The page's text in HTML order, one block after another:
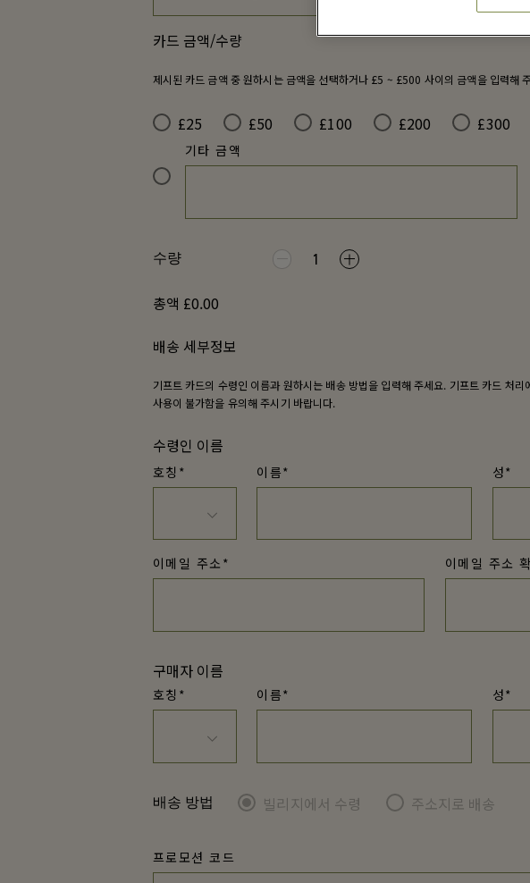
카드 금액/수량
제시된 카드 금액 중 원하시는 금액을 선택하거나 £5 ~ £500 사이의 금액을 입력해
£25 £50 £100 £200 £300
기타 금액
수량 1
총액 £0.00
배송 세부정보
기프트 카드의 수령인 이름과 원하시는 배송 방법을 입력해 주세요. 기프트 카드 처
사용이 불가함을 유의해 주시기 바랍니다.
수령인 이름
호칭* 이름* 성*
이메일 주소* 이메일 주소
구매자 이름
호칭* 이름* 성*
배송 방법 빌리지에서 수령 주소지로 배송
프로모션 코드